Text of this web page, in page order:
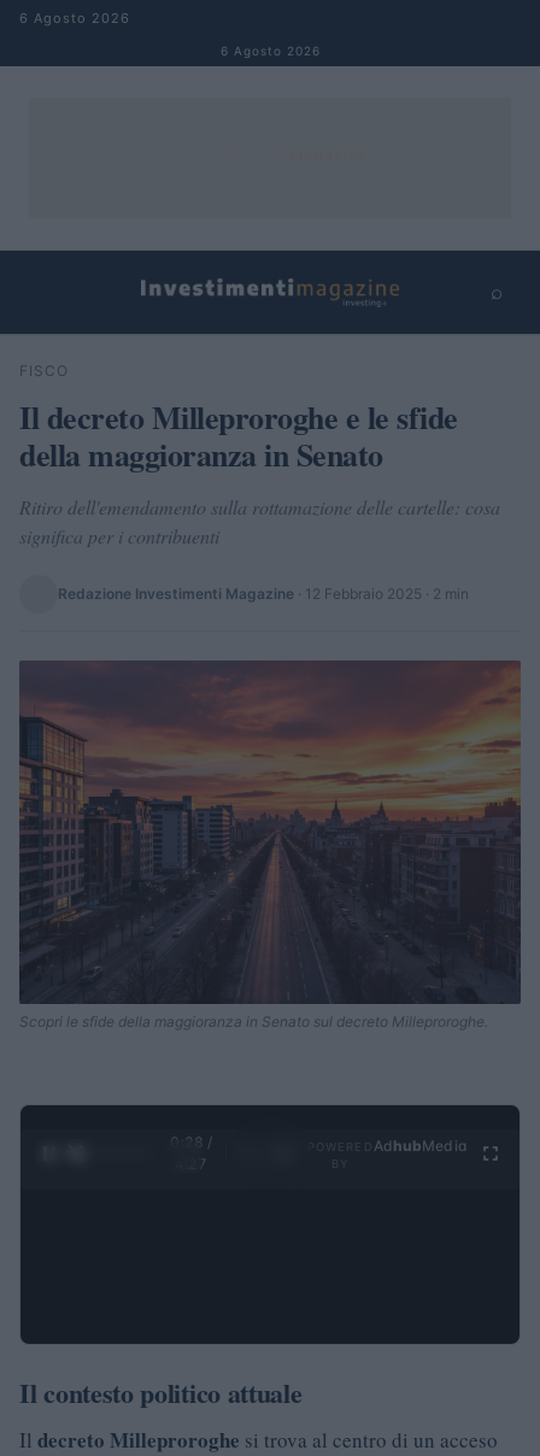
Salta al contenuto
6 Agosto 2026
6 Agosto 2026
⌕
Cerca
FISCO
Il decreto Milleproroghe e le sfide
della maggioranza in Senato
Ritiro dell'emendamento sulla rottamazione delle cartelle: cosa
significa per i contribuenti
Redazione Investimenti Magazine · 12 Febbraio 2025 · 2 min
Scopri le sfide della maggioranza in Senato sul decreto Milleproroghe.
0:28 /
4:27
Ad hubMedia
Il contesto politico attuale
Il decreto Milleproroghe si trova al centro di un acceso